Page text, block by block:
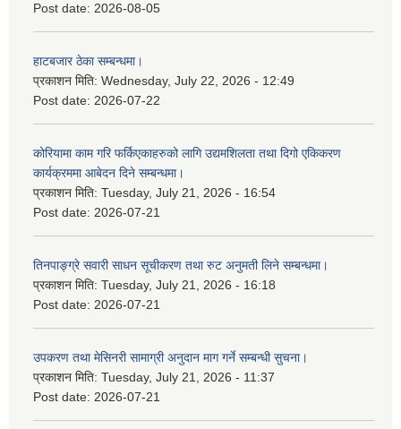
Post date: 2026-08-05
हाटबजार ठेका सम्बन्धमा।
प्रकाशन मिति: Wednesday, July 22, 2026 - 12:49
Post date: 2026-07-22
कोरियामा काम गरि फर्किएकाहरुको लागि उद्यमशिलता तथा दिगो एकिकरण
कार्यक्रममा आबेदन दिने सम्बन्धमा।
प्रकाशन मिति: Tuesday, July 21, 2026 - 16:54
Post date: 2026-07-21
तिनपाङ्ग्रे सवारी साधन सूचीकरण तथा रुट अनुमती लिने सम्बन्धमा।
प्रकाशन मिति: Tuesday, July 21, 2026 - 16:18
Post date: 2026-07-21
उपकरण तथा मेसिनरी सामाग्री अनुदान माग गर्ने सम्बन्धी सुचना।
प्रकाशन मिति: Tuesday, July 21, 2026 - 11:37
Post date: 2026-07-21